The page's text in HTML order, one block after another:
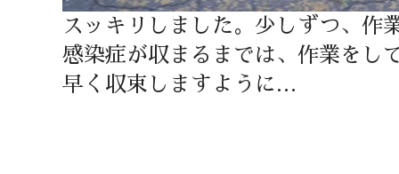
スッキリしました。少しずつ、作
感染症が収まるまでは、作業をし
早く収束しますように…